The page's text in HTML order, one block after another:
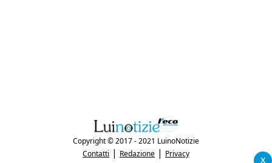
x
Copyright © 2017 - 2021 LuinoNotizie
Contatti | Redazione | Privacy